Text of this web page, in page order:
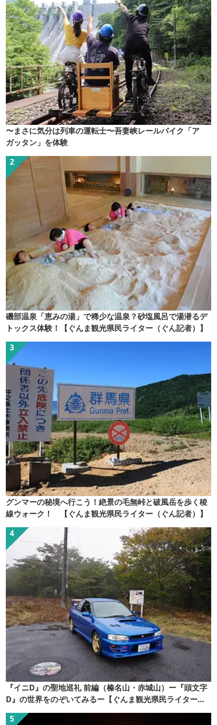
〜まさに気分は列車の運転士〜吾妻峡レールバイク「ア
ガッタン」を体験
磯部温泉「恵みの湯」で稀少な温泉？砂塩風呂で湯潜るデ
トックス体験！【ぐんま観光県民ライター（ぐん記者）】
グンマーの秘境へ行こう！絶景の毛無峠と破風岳を歩く稜
線ウォーク！ 【ぐんま観光県民ライター（ぐん記者）】
『イニD』の聖地巡礼 前編（榛名山・赤城山）ー『頭文字
D』の世界をのぞいてみるー【ぐんま観光県民ライター
（ぐん記者）】